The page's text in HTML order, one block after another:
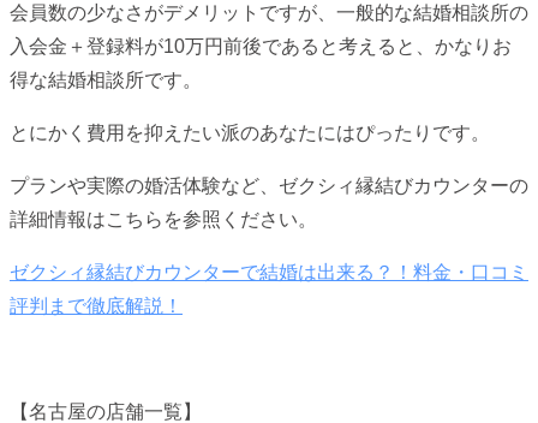
会員数の少なさがデメリットですが、一般的な結婚相談所の
入会金＋登録料が10万円前後であると考えると、かなりお
得な結婚相談所です。
とにかく費用を抑えたい派のあなたにはぴったりです。
プランや実際の婚活体験など、ゼクシィ縁結びカウンターの
詳細情報はこちらを参照ください。
ゼクシィ縁結びカウンターで結婚は出来る？！料金・口コミ
評判まで徹底解説！
【名古屋の店舗一覧】